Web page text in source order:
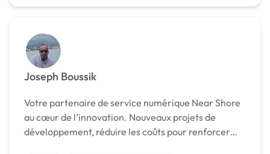
Joseph Boussik
Votre partenaire de service numérique Near Shore
au cœur de l’innovation. Nouveaux projets de
développement, réduire les coûts pour renforcer